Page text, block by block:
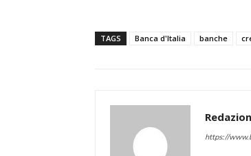
TAGS Banca d'Italia banche
https://